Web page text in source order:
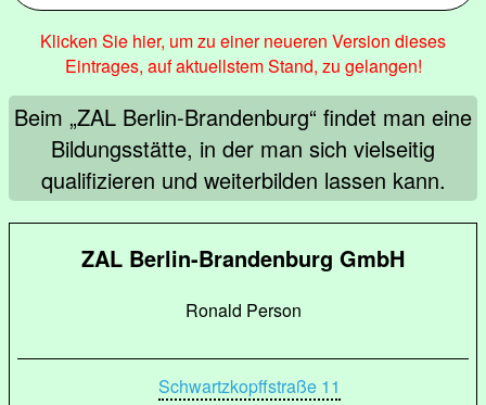
Klicken Sie hier, um zu einer neueren Version dieses
Eintrages, auf aktuellstem Stand, zu gelangen!
Beim „ZAL Berlin-Brandenburg“ findet man eine
Bildungsstätte, in der man sich vielseitig
qualifizieren und weiterbilden lassen kann.
ZAL Berlin-Brandenburg GmbH
Ronald Person
Schwartzkopffstraße 11